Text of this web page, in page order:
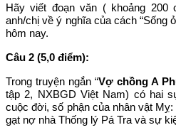
Hãy viết đoạn văn ( khoảng
anh/chị về ý nghĩa của cách “Sống
hôm nay.
Câu 2 (5,0 điểm):
Trong truyện ngắn “Vợ chồng A
tập 2, NXBGD Việt Nam) có hai
cuộc đời, số phận của nhân vật
gạt nợ nhà Thống lý Pá Tra và sự